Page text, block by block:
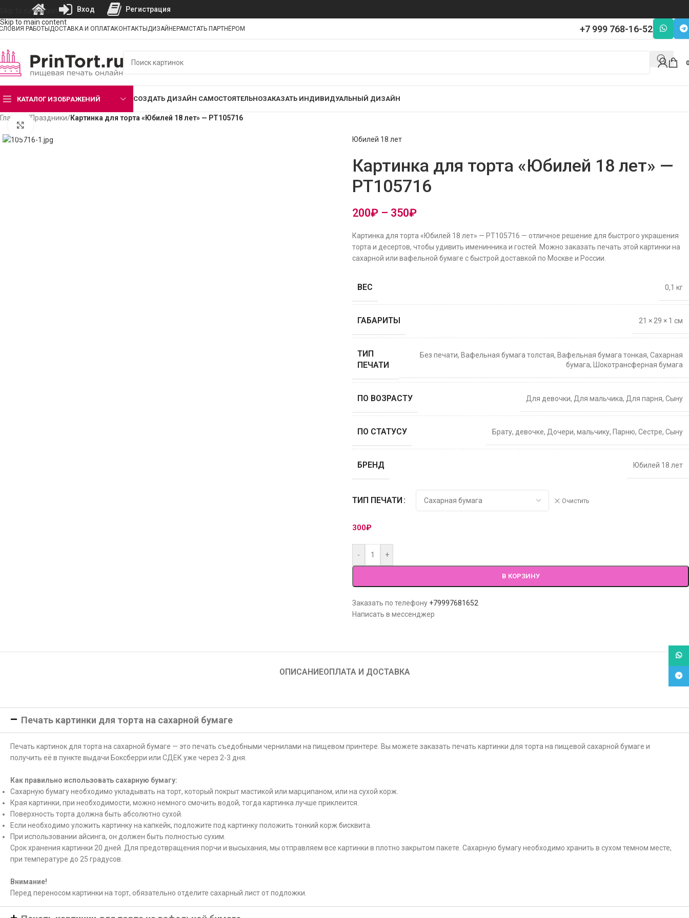
Skip to navigation
Skip to main content
РАБОТЫ ДОСТАВКА И ОПЛАТАКОНТАКТЫ ДИЗАЙНЕРАМСТАТЬ ПАРТНЁРОМ +7 999 768-16-52
0
КАТАЛОГ ИЗОБРАЖЕНИЙ СОЗДАТЬ ДИЗАЙН САМОСТОЯТЕЛЬНОЗАКАЗАТЬ ИНДИВИДУАЛЬНЫЙ ДИЗАЙН
Главная /Праздники/Картинка для торта «Юбилей 18 лет» — PT105716
Юбилей 18 лет
Картинка для торта «Юбилей 18 лет» —
PT105716
200₽ – 350₽
Картинка для торта «Юбилей 18 лет» — PT105716 — отличное решение для быстрого украшения
торта и десертов, чтобы удивить именинника и гостей. Можно заказать печать этой картинки на
сахарной или вафельной бумаге с быстрой доставкой по Москве и России.
ВЕС 0,1 кг
ГАБАРИТЫ 21 × 29 × 1 см
ТИП
ПЕЧАТИ
Без печати, Вафельная бумага толстая, Вафельная бумага тонкая, Сахарная
бумага, Шокотрансферная бумага
ПО ВОЗРАСТУ Для девочки, Для мальчика, Для парня, Сыну
ПО СТАТУСУ Брату, девочке, Дочери, мальчику, Парню, Сестре, Сыну
БРЕНД Юбилей 18 лет
ТИП ПЕЧАТИ Очистить
300₽
- +
В КОРЗИНУ
Заказать по телефону +79997681652
Написать в мессенджер
ОПИСАНИЕОПЛАТА И ДОСТАВКА
Печать картинки для торта на сахарной бумаге
Печать картинок для торта на сахарной бумаге — это печать съедобными чернилами на пищевом принтере. Вы можете заказать печать картинки для торта на пищевой сахарной бумаге и
получить её в пункте выдачи Боксберри или СДЕК уже через 2-3 дня.
Как правильно использовать сахарную бумагу:
Сахарную бумагу необходимо укладывать на торт, который покрыт мастикой или марципаном, или на сухой корж.
Края картинки, при необходимости, можно немного смочить водой, тогда картинка лучше приклеится.
Поверхность торта должна быть абсолютно сухой.
Если необходимо уложить картинку на капкейк, подложите под картинку положить тонкий корж бисквита.
При использовании айсинга, он должен быть полностью сухим.
Срок хранения картинки 20 дней. Для предотвращения порчи и высыхания, мы отправляем все картинки в плотно закрытом пакете. Сахарную бумагу необходимо хранить в сухом темном месте,
при температуре до 25 градусов.
Внимание!
Перед переносом картинки на торт, обязательно отделите сахарный лист от подложки.
Вход Регистрация